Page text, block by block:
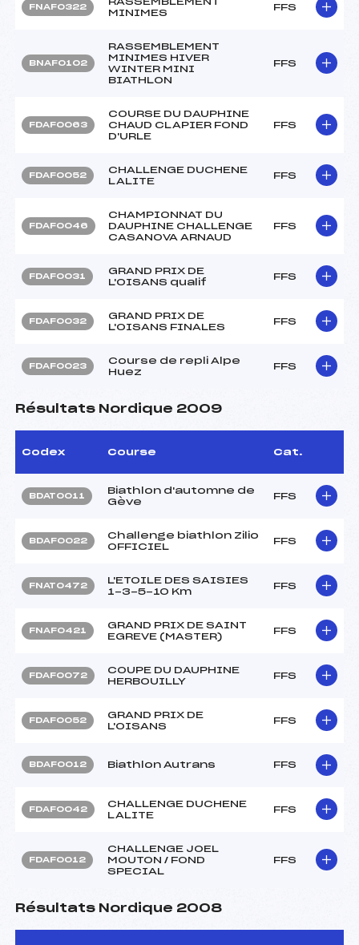
FNAF0322
MINIMES
FFS
BNAF0102
RASSEMBLEMENT
MINIMES HIVER
WINTER MINI
BIATHLON
FFS
FDAF0063
COURSE DU DAUPHINE
CHAUD CLAPIER FOND
D'URLE
FFS
FDAF0052
CHALLENGE DUCHENE
LALITE
FFS
FDAF0046
CHAMPIONNAT DU
DAUPHINE CHALLENGE
CASANOVA ARNAUD
FFS
FDAF0031
GRAND PRIX DE
L'OISANS qualif
FFS
FDAF0032
GRAND PRIX DE
L'OISANS FINALES
FFS
FDAF0023
Course de repli Alpe
Huez
FFS
Résultats Nordique 2009
Codex Course Cat.
BDAT0011
Biathlon d'automne de
Gève
FFS
BDAF0022
Challenge biathlon Zilio
OFFICIEL
FFS
FNAT0472
L'ETOILE DES SAISIES
1-3-5-10 Km
FFS
FNAF0421
GRAND PRIX DE SAINT
EGREVE (MASTER)
FFS
FDAF0072
COUPE DU DAUPHINE
HERBOUILLY
FFS
FDAF0052
GRAND PRIX DE
L'OISANS
FFS
BDAF0012 Biathlon Autrans FFS
FDAF0042
CHALLENGE DUCHENE
LALITE
FFS
FDAF0012
CHALLENGE JOEL
MOUTON / FOND
SPECIAL
FFS
Résultats Nordique 2008